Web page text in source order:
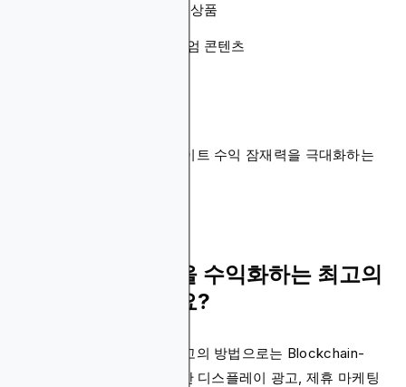
디지털 제품 및 다운로드 상품
멤버십 사이트 및 프리미엄 콘텐츠
저희의 목표는 귀하의 웹사이트 수익 잠재력을 극대화하는
웹사이트 트래픽을 수익화하는 최고의
방법은 무엇인가요?
웹사이트 수익화를 위한 최고의 방법으로는 Blockchain-
Ads와 같은 플랫폼을 이용한 디스플레이 광고, 제휴 마케팅